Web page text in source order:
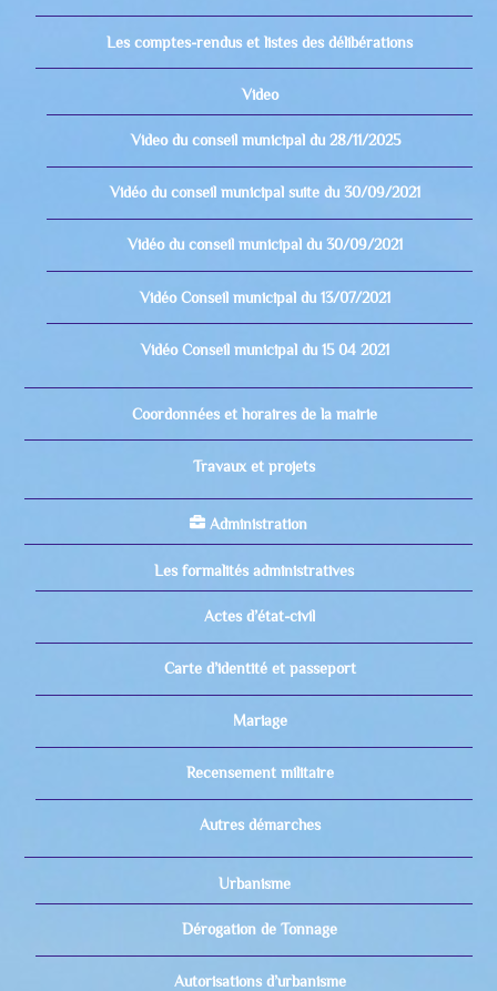
Les comptes-rendus et listes des délibérations
Video
Video du conseil municipal du 28/11/2025
Vidéo du conseil municipal suite du 30/09/2021
Vidéo du conseil municipal du 30/09/2021
Vidéo Conseil municipal du 13/07/2021
Vidéo Conseil municipal du 15 04 2021
Coordonnées et horaires de la mairie
Travaux et projets
Administration
Les formalités administratives
Actes d’état-civil
Carte d’identité et passeport
Mariage
Recensement militaire
Autres démarches
Urbanisme
Dérogation de Tonnage
Autorisations d’urbanisme